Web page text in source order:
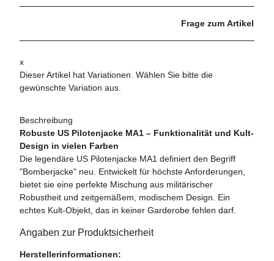
Frage zum Artikel
x
Dieser Artikel hat Variationen. Wählen Sie bitte die
gewünschte Variation aus.
Beschreibung
Robuste US Pilotenjacke MA1 – Funktionalität und Kult-
Design in vielen Farben
Die legendäre US Pilotenjacke MA1 definiert den Begriff
"Bomberjacke" neu. Entwickelt für höchste Anforderungen,
bietet sie eine perfekte Mischung aus militärischer
Robustheit und zeitgemäßem, modischem Design. Ein
echtes Kult-Objekt, das in keiner Garderobe fehlen darf.
Angaben zur Produktsicherheit
Herstellerinformationen: